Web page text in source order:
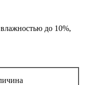
до 10%,